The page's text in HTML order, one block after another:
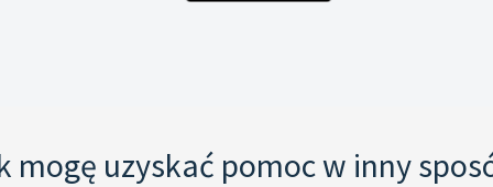
mogę uzyskać pomoc w inny